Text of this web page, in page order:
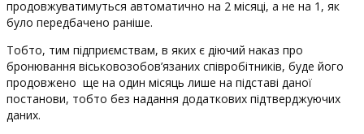
продовжуватимуться автоматично на 2 місяці, а не на 1, як
було передбачено раніше.
Тобто, тим підприємствам, в яких є діючий наказ про
бронювання віськовозобов’язаних співробітників, буде його
продовжено ще на один місяць лише на підставі даної
постанови, тобто без надання додаткових підтверджуючих
даних.